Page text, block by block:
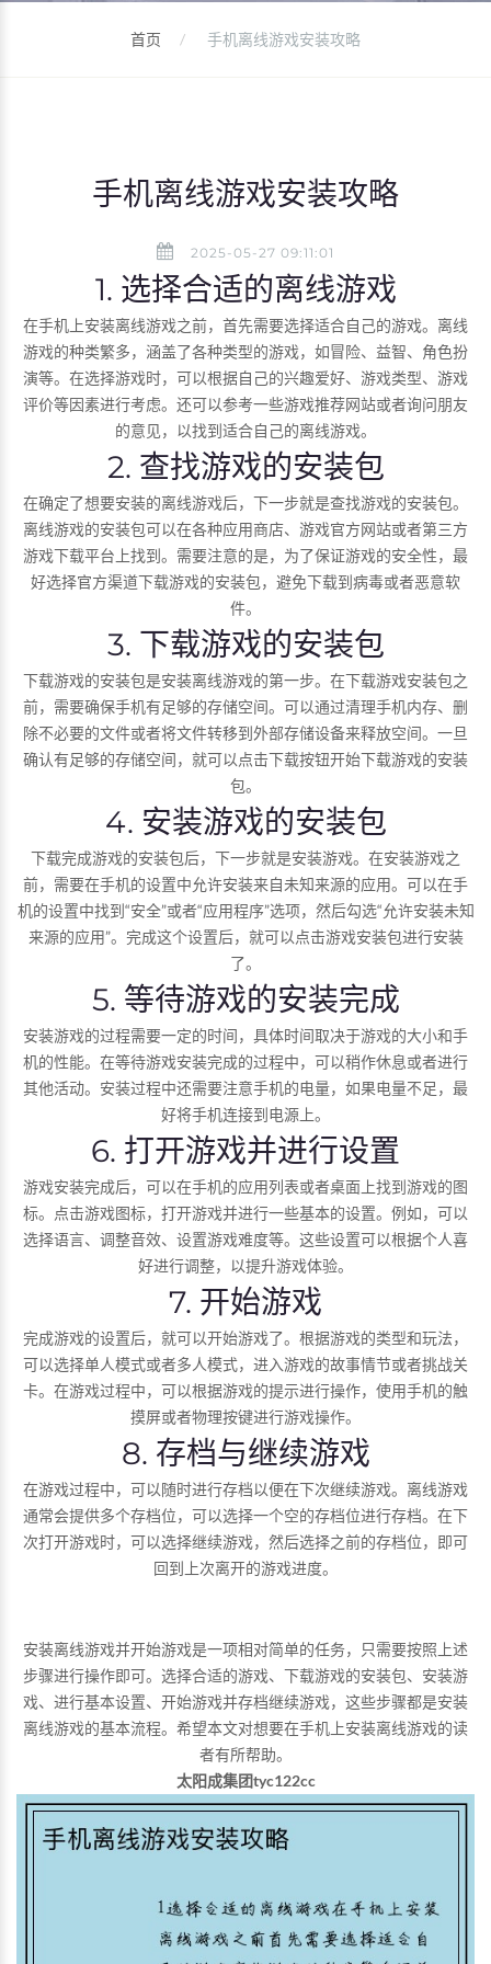
首页 手机离线游戏安装攻略
手机离线游戏安装攻略
2025-05-27 09:11:01
1. 选择合适的离线游戏
在手机上安装离线游戏之前，首先需要选择适合自己的游戏。离线
游戏的种类繁多，涵盖了各种类型的游戏，如冒险、益智、角色扮
演等。在选择游戏时，可以根据自己的兴趣爱好、游戏类型、游戏
评价等因素进行考虑。还可以参考一些游戏推荐网站或者询问朋友
的意见，以找到适合自己的离线游戏。
2. 查找游戏的安装包
在确定了想要安装的离线游戏后，下一步就是查找游戏的安装包。
离线游戏的安装包可以在各种应用商店、游戏官方网站或者第三方
游戏下载平台上找到。需要注意的是，为了保证游戏的安全性，最
好选择官方渠道下载游戏的安装包，避免下载到病毒或者恶意软
件。
3. 下载游戏的安装包
下载游戏的安装包是安装离线游戏的第一步。在下载游戏安装包之
前，需要确保手机有足够的存储空间。可以通过清理手机内存、删
除不必要的文件或者将文件转移到外部存储设备来释放空间。一旦
确认有足够的存储空间，就可以点击下载按钮开始下载游戏的安装
包。
4. 安装游戏的安装包
下载完成游戏的安装包后，下一步就是安装游戏。在安装游戏之
前，需要在手机的设置中允许安装来自未知来源的应用。可以在手
机的设置中找到“安全”或者“应用程序”选项，然后勾选“允许安装未知
来源的应用”。完成这个设置后，就可以点击游戏安装包进行安装
了。
5. 等待游戏的安装完成
安装游戏的过程需要一定的时间，具体时间取决于游戏的大小和手
机的性能。在等待游戏安装完成的过程中，可以稍作休息或者进行
其他活动。安装过程中还需要注意手机的电量，如果电量不足，最
好将手机连接到电源上。
6. 打开游戏并进行设置
游戏安装完成后，可以在手机的应用列表或者桌面上找到游戏的图
标。点击游戏图标，打开游戏并进行一些基本的设置。例如，可以
选择语言、调整音效、设置游戏难度等。这些设置可以根据个人喜
好进行调整，以提升游戏体验。
7. 开始游戏
完成游戏的设置后，就可以开始游戏了。根据游戏的类型和玩法，
可以选择单人模式或者多人模式，进入游戏的故事情节或者挑战关
卡。在游戏过程中，可以根据游戏的提示进行操作，使用手机的触
摸屏或者物理按键进行游戏操作。
8. 存档与继续游戏
在游戏过程中，可以随时进行存档以便在下次继续游戏。离线游戏
通常会提供多个存档位，可以选择一个空的存档位进行存档。在下
次打开游戏时，可以选择继续游戏，然后选择之前的存档位，即可
回到上次离开的游戏进度。
安装离线游戏并开始游戏是一项相对简单的任务，只需要按照上述
步骤进行操作即可。选择合适的游戏、下载游戏的安装包、安装游
戏、进行基本设置、开始游戏并存档继续游戏，这些步骤都是安装
离线游戏的基本流程。希望本文对想要在手机上安装离线游戏的读
者有所帮助。
太阳成集团tyc122cc